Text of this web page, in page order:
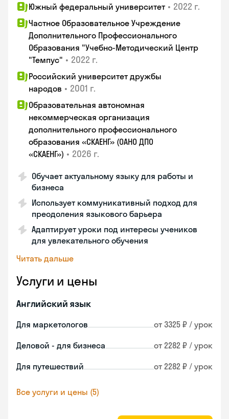
Южный федеральный университет • 2022 г.
Частное Образовательное Учреждение
Дополнительного Профессионального
Образования "Учебно-Методический Центр
"Темпус" • 2022 г.
Российский университет дружбы
народов • 2001 г.
Образовательная автономная
некоммерческая организация
дополнительного профессионального
образования «СКАЕНГ» (ОАНО ДПО
«СКАЕНГ») • 2026 г.
Обучает актуальному языку для работы и
бизнеса
Использует коммуникативный подход для
преодоления языкового барьера
Адаптирует уроки под интересы учеников
для увлекательного обучения
Читать дальше
Услуги и цены
Английский язык
Для маркетологов от 3325 ₽ / урок
Деловой - для бизнеса от 2282 ₽ / урок
Для путешествий от 2282 ₽ / урок
Все услуги и цены (5)